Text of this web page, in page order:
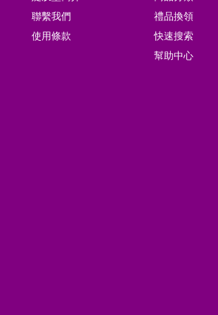
禮品換領
快速搜索
幫助中心
聯繫我們
使用條款